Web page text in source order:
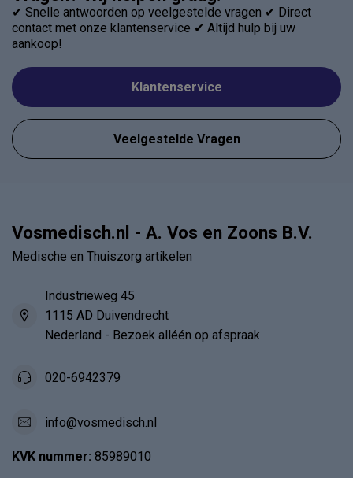
✔ Snelle antwoorden op veelgestelde vragen ✔ Direct
contact met onze klantenservice ✔ Altijd hulp bij uw
aankoop!
Klantenservice
Veelgestelde Vragen
Vosmedisch.nl - A. Vos en Zoons B.V.
Medische en Thuiszorg artikelen
Industrieweg 45
1115 AD Duivendrecht
Nederland - Bezoek alléén op afspraak
020-6942379
info@vosmedisch.nl
KVK nummer: 85989010